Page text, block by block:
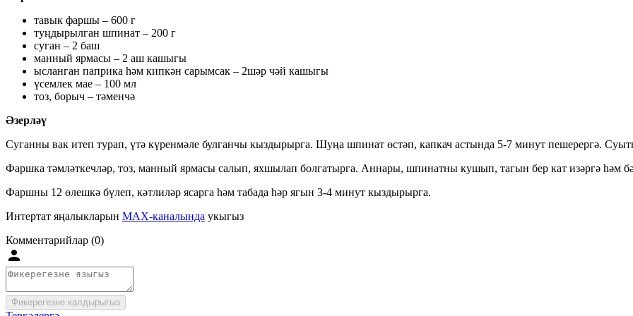
тавык фаршы – 600 г
туңдырылган шпинат – 200 г
суган – 2 баш
манный ярмасы – 2 аш кашыгы
ысланган паприка һәм кипкән сарымсак – 2шәр чәй кашыгы
үсемлек мае – 100 мл
тоз, борыч – тәменчә
Әзерләү
Суганны вак итеп турап, үтә күренмәле булганчы кыздырырга. Шуңа шпинат өстәп, капкач астында 5-7 минут пешерергә.
Фаршка тәмләткечләр, тоз, манный ярмасы салып, яхшылап болгатырга. Аннары, шпинатны кушып, тагын бер кат изәргә һәм
Фаршны 12 өлешкә бүлеп, кәтлиләр ясарга һәм табада һәр ягын 3-4 минут кыздырырга.
Интертат яңалыкларын MAX-каналында укыгыз
Комментарийлар (0)
Фикерегезне калдырыгыз